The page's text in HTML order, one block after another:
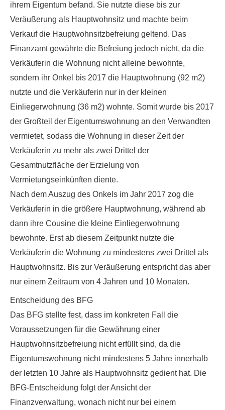
ihrem Eigentum befand. Sie nutzte diese bis zur
Veräußerung als Hauptwohnsitz und machte beim
Verkauf die Hauptwohnsitzbefreiung geltend. Das
Finanzamt gewährte die Befreiung jedoch nicht, da die
Verkäuferin die Wohnung nicht alleine bewohnte,
sondern ihr Onkel bis 2017 die Hauptwohnung (92 m2)
nutzte und die Verkäuferin nur in der kleinen
Einliegerwohnung (36 m2) wohnte. Somit wurde bis 2017
der Großteil der Eigentumswohnung an den Verwandten
vermietet, sodass die Wohnung in dieser Zeit der
Verkäuferin zu mehr als zwei Drittel der
Gesamtnutzfläche der Erzielung von
Vermietungseinkünften diente.
Nach dem Auszug des Onkels im Jahr 2017 zog die
Verkäuferin in die größere Hauptwohnung, während ab
dann ihre Cousine die kleine Einliegerwohnung
bewohnte. Erst ab diesem Zeitpunkt nutzte die
Verkäuferin die Wohnung zu mindestens zwei Drittel als
Hauptwohnsitz. Bis zur Veräußerung entspricht das aber
nur einem Zeitraum von 4 Jahren und 10 Monaten.
Entscheidung des BFG
Das BFG stellte fest, dass im konkreten Fall die
Voraussetzungen für die Gewährung einer
Hauptwohnsitzbefreiung nicht erfüllt sind, da die
Eigentumswohnung nicht mindestens 5 Jahre innerhalb
der letzten 10 Jahre als Hauptwohnsitz gedienthat. Die
BFG-Entscheidung folgt der Ansicht der
Finanzverwaltung, wonach nicht nur bei einem